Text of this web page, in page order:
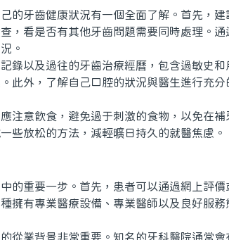
牙齒健康狀況有一個全面了解。首先，建
，看是否有其他牙齒問題需要同時處理。通
。
以及過往的牙齒治療經曆，包含過敏史和
此外，了解自己口腔的狀況與醫生進行充分
意飲食，避免過于刺激的食物，以免在補
些放松的方法，減輕曠日持久的就醫焦慮。
重要一步。首先，患者可以通過網上評價
擁有專業醫療設備、專業醫師以及良好服務